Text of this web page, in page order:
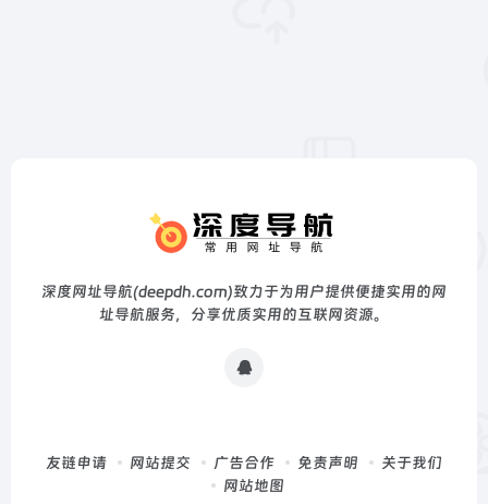
深度网址导航(deepdh.com)致力于为用户提供便捷实用的网
址导航服务，分享优质实用的互联网资源。
友链申请 网站提交 广告合作 免责声明
关于我们
网站地图